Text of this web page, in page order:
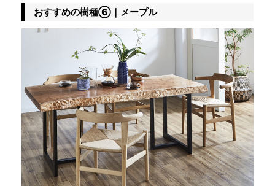
おすすめの樹種⑥｜メープル